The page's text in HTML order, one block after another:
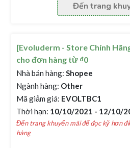
Đến trang
[Evoluderm - Store Chính
cho đơn hàng từ ₫0
Nhà bán hàng: Shopee
Ngành hàng: Other
Mã giảm giá: EVOLTBC1
Thời hạn: 10/10/2021 - 12/10/
Đến trang khuyến mãi để đọc kỹ hơn
hàng